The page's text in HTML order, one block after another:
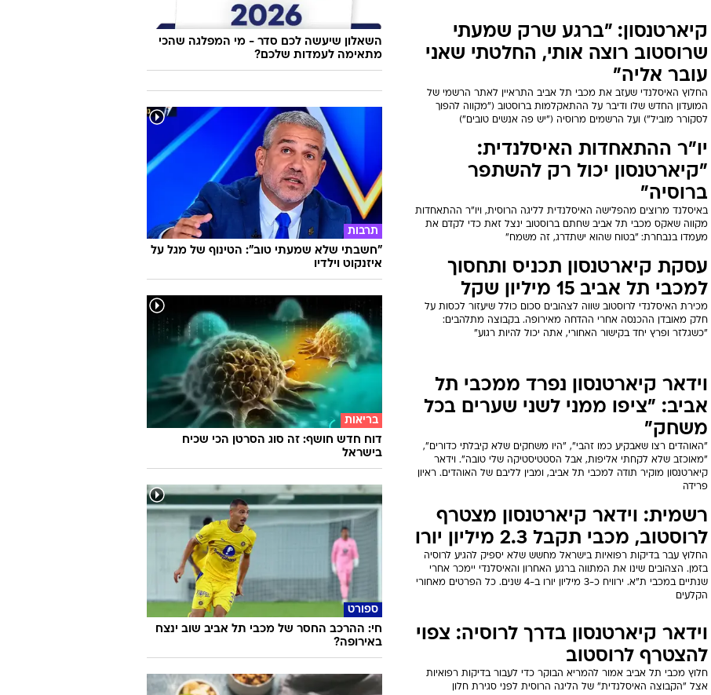
קיארטנסון: "ברגע שרק שמעתי
שרוסטוב רוצה אותי, החלטתי שאני
עובר אליה"
החלוץ האיסלנדי שעזב את מכבי תל אביב התראיין לאתר הרשמי של
המועדון החדש שלו ודיבר על ההתאקלמות ברוסטוב ("מקווה להפוך
לסקורר מוביל") ועל הרשמים מרוסיה ("יש פה אנשים טובים")
יו"ר ההתאחדות האיסלנדית:
"קיארטנסון יכול רק להשתפר
ברוסיה"
באיסלנד מרוצים מהפלישה האיסלנדית לליגה הרוסית, ויו"ר ההתאחדות
מקווה שאקס מכבי תל אביב שחתם ברוסטוב ינצל זאת כדי לקדם את
מעמדו בנבחרת: "בטוח שהוא ישתדרג, זה משמח"
עסקת קיארטנסון תכניס ותחסוך
למכבי תל אביב 15 מיליון שקל
מכירת האיסלנדי לרוסטוב שווה לצהובים סכום כולל שיעזור לכסות על
חלק מאובדן ההכנסה אחרי ההדחה מאירופה. בקבוצה מתלהבים:
"כשגלזר ופרץ יחד בקישור האחורי, אתה יכול להיות רגוע"
וידאר קיארטנסון נפרד ממכבי תל
אביב: "ציפו ממני לשני שערים בכל
משחק"
"האוהדים רצו שאבקיע כמו זהבי", "היו משחקים שלא קיבלתי כדורים",
"מאוכזב שלא לקחתי אליפות, אבל הסטטיסטיקה שלי טובה". וידאר
קיארטנסון מוקיר תודה למכבי תל אביב, ומבין לליבם של האוהדים. ראיון
פרידה
רשמית: וידאר קיארטנסון מצטרף
לרוסטוב, מכבי תקבל 2.3 מיליון יורו
החלוץ עבר בדיקות רפואיות בישראל מחשש שלא יספיק להגיע לרוסיה
בזמן. הצהובים שינו את המתווה ברגע האחרון והאיסלנדי יימכר אחרי
שנתיים במכבי ת"א. ירוויח כ-3 מיליון יורו ב-4 שנים. כל הפרטים מאחורי
הקלעים
וידאר קיארטנסון בדרך לרוסיה: צפוי
להצטרף לרוסטוב
חלוץ מכבי תל אביב אמור להמריא הבוקר כדי לעבור בדיקות רפואיות
אצל "הקבוצה האיסלנדית" של הליגה הרוסית לפני סגירת חלון
השאלון שיעשה לכם סדר - מי המפלגה שהכי
מתאימה לעמדות שלכם?
תרבות
"חשבתי שלא שמעתי טוב": הטינוף של מגל על
איזנקוט וילדיו
בריאות
דוח חדש חושף: זה סוג הסרטן הכי שכיח
בישראל
ספורט
חי: ההרכב החסר של מכבי תל אביב שוב ינצח
באירופה?